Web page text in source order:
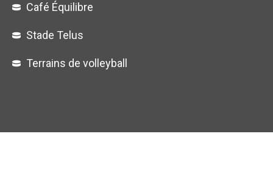
Café Équilibre
Stade Telus
Terrains de volleyball